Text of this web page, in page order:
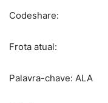
Codeshare:
Frota atual:
Palavra-chave: ALA